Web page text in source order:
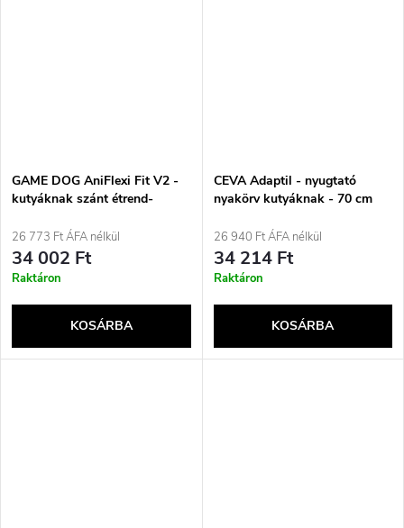
GAME DOG AniFlexi Fit V2 -
kutyáknak szánt étrend-
26 773 Ft ÁFA nélkül
34 002 Ft
Raktáron
KOSÁRBA
CEVA Adaptil - nyugtató
nyakörv kutyáknak - 70 cm
26 940 Ft ÁFA nélkül
34 214 Ft
Raktáron
KOSÁRBA